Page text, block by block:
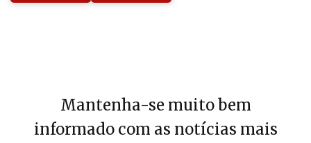
Mantenha-se muito bem
informado com as notícias mais